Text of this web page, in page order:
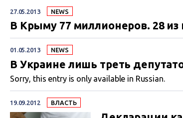
27.05.2013 NEWS
В Крыму 77 миллионеров. 28 из
01.05.2013 NEWS
В Украине лишь треть
Sorry, this entry is only available in Russian.
19.09.2012 ВЛАСТЬ